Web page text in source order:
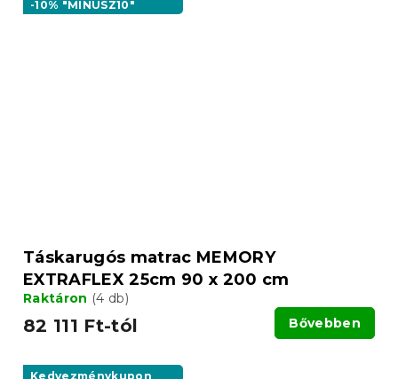
-10% "MINUSZ10"
Táskarugós matrac MEMORY
EXTRAFLEX 25cm 90 x 200 cm
Raktáron (4 db)
82 111 Ft-tól Bővebben
Kedvezménykupon